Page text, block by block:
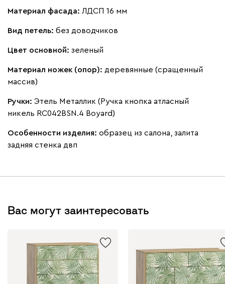
Материал фасада: ЛДСП 16 мм
Вид петель: без доводчиков
Цвет основной: зеленый
Материал ножек (опор): деревянные (сращенный
массив)
Ручки: Этель Металлик (Ручка кнопка атласный
никель RC042BSN.4 Boyard)
Особенности изделия: образец из салона, залита
задняя стенка двп
Вас могут заинтересовать